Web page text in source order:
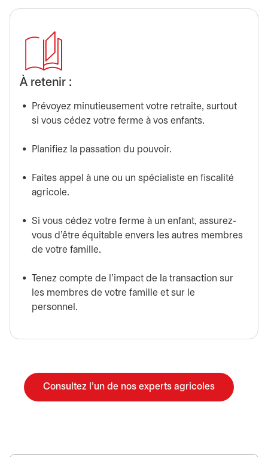
À retenir :
Prévoyez minutieusement votre retraite, surtout
si vous cédez votre ferme à vos enfants.
Planifiez la passation du pouvoir.
Faites appel à une ou un spécialiste en fiscalité
agricole.
Si vous cédez votre ferme à un enfant, assurez-
vous d’être équitable envers les autres membres
de votre famille.
Tenez compte de l’impact de la transaction sur
les membres de votre famille et sur le
personnel.
Consultez l'un de nos experts agricoles